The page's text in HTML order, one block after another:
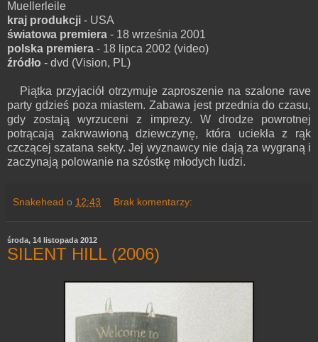
Muellerleile
kraj produkcji - USA
światowa premiera - 18 września 2001
polska premiera - 18 lipca 2002 (video)
źródło - dvd (Vision, PL)
Piątka przyjaciół otrzymuje zaproszenie na szalone rave
party gdzieś poza miastem. Zabawa jest przednia do czasu,
gdy zostają wyrzuceni z imprezy. W drodze powrotnej
potrącają zakrwawioną dziewczynę, która uciekła z rąk
czczącej szatana sekty. Jej wyznawcy nie dają za wygraną i
zaczynają polowanie na szóstkę młodych ludzi.
Snakehead o 12:43 Brak komentarzy:
środa, 14 listopada 2012
SILENT HILL (2006)